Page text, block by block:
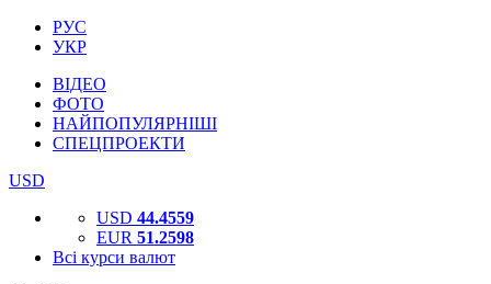
РУС
УКР
ВІДЕО
ФОТО
НАЙПОПУЛЯРНІШІ
СПЕЦПРОЕКТИ
USD
USD 44.4559
EUR 51.2598
Всі курси валют